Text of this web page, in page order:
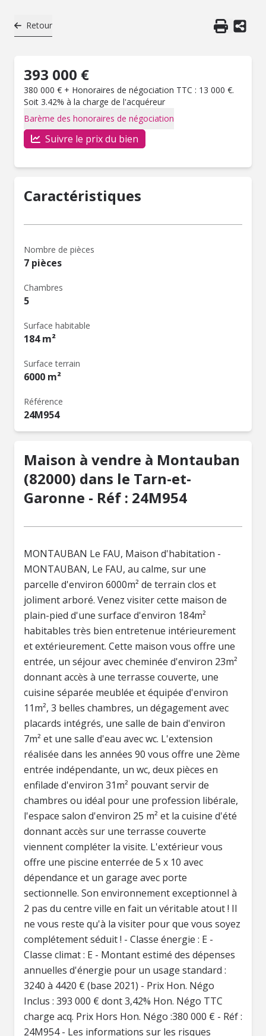
Retour
393 000 €
380 000 € + Honoraires de négociation TTC : 13 000 €.
Soit 3.42% à la charge de l'acquéreur
Barème des honoraires de négociation
Suivre le prix du bien
Caractéristiques
Nombre de pièces
7 pièces
Chambres
5
Surface habitable
184 m²
Surface terrain
6000 m²
Référence
24M954
Maison à vendre à Montauban
(82000) dans le Tarn-et-
Garonne - Réf : 24M954
MONTAUBAN Le FAU, Maison d'habitation -
MONTAUBAN, Le FAU, au calme, sur une
parcelle d'environ 6000m² de terrain clos et
joliment arboré. Venez visiter cette maison de
plain-pied d'une surface d'environ 184m²
habitables très bien entretenue intérieurement
et extérieurement. Cette maison vous offre une
entrée, un séjour avec cheminée d'environ 23m²
donnant accès à une terrasse couverte, une
cuisine séparée meublée et équipée d'environ
11m², 3 belles chambres, un dégagement avec
placards intégrés, une salle de bain d'environ
7m² et une salle d'eau avec wc. L'extension
réalisée dans les années 90 vous offre une 2ème
entrée indépendante, un wc, deux pièces en
enfilade d'environ 31m² pouvant servir de
chambres ou idéal pour une profession libérale,
l'espace salon d'environ 25 m² et la cuisine d'été
donnant accès sur une terrasse couverte
viennent compléter la visite. L'extérieur vous
offre une piscine enterrée de 5 x 10 avec
dépendance et un garage avec porte
sectionnelle. Son environnement exceptionnel à
2 pas du centre ville en fait un véritable atout ! Il
ne vous reste qu'à la visiter pour que vous soyez
complétement séduit ! - Classe énergie : E -
Classe climat : E - Montant estimé des dépenses
annuelles d'énergie pour un usage standard :
3240 à 4420 € (base 2021) - Prix Hon. Négo
Inclus : 393 000 € dont 3,42% Hon. Négo TTC
charge acq. Prix Hors Hon. Négo :380 000 € - Réf :
24M954 - Les informations sur les risques